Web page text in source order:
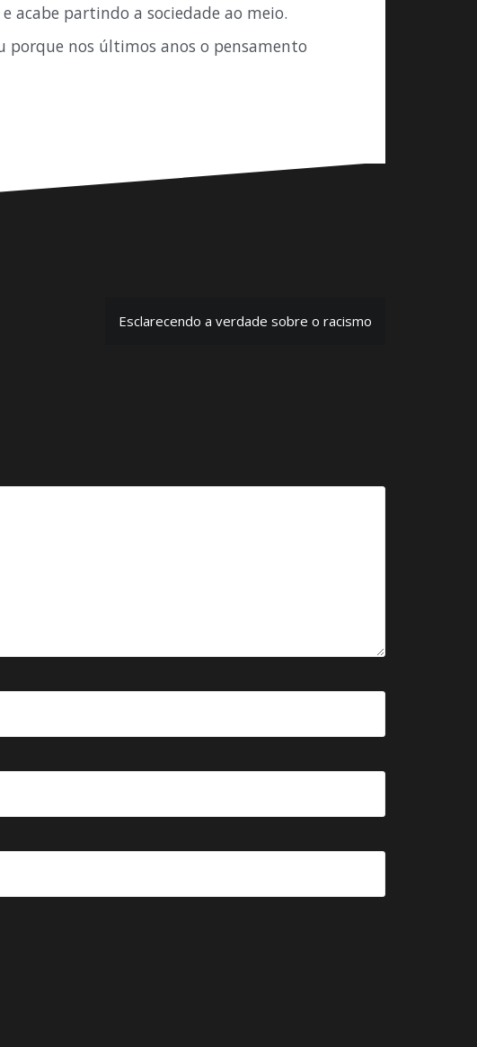
acabe partindo a sociedade ao meio.
porque nos últimos anos o pensamento
Esclarecendo a verdade sobre o racismo